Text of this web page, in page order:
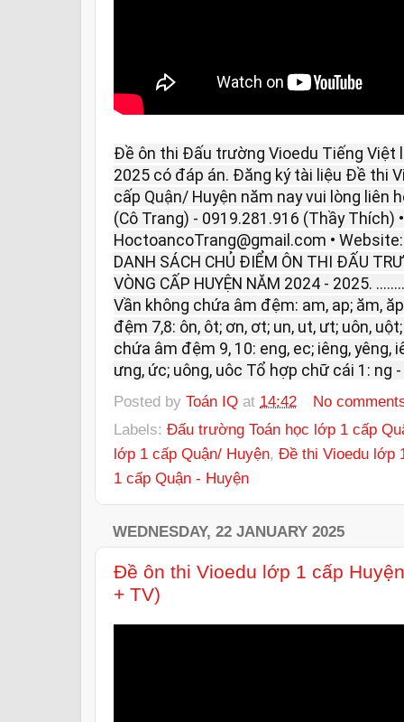
Đề ôn thi Đấu trường Vioedu Tiếng Việt
2025 có đáp án. Đăng ký tài liệu Đề thi
cấp Quận/ Huyện năm nay vui lòng liên
(Cô Trang) - 0919.281.916 (Thầy Thích)
HoctoancoTrang@gmail.com •
DANH SÁCH CHỦ ĐIỂM ÔN THI ĐẤU
VÒNG CẤP HUYỆN NĂM 2024 - 2025.
Vần không chứa âm đệm: am, ap; ăm,
đệm 7,8: ôn, ôt; ơn, ơt; un, ut, ưt; uôn,
chứa âm đệm 9, 10: eng, ec; iêng, yêng,
ưng, ức; uông, uôc Tổ hợp chữ cái 1: ng
Posted by Toán IQ at 14:42
No
Labels: Đấu trường Toán học lớp 1 cấp
lớp 1 cấp Quận/ Huyện, Đề thi Vioedu lớp
1 cấp Quận - Huyện
WEDNESDAY, 22 JANUARY 2025
Đề ôn thi Vioedu lớp 1 cấp
+ TV)